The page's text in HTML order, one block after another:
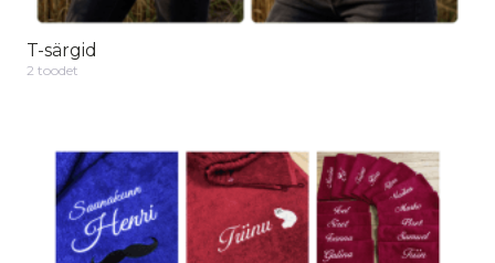
T-särgid
2 toodet